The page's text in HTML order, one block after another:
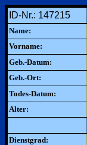
ID-Nr.: 147215
Name:
Vorname:
Geb.-Datum:
Geb.-Ort:
Todes-Datum:
Alter:
Dienstgrad: